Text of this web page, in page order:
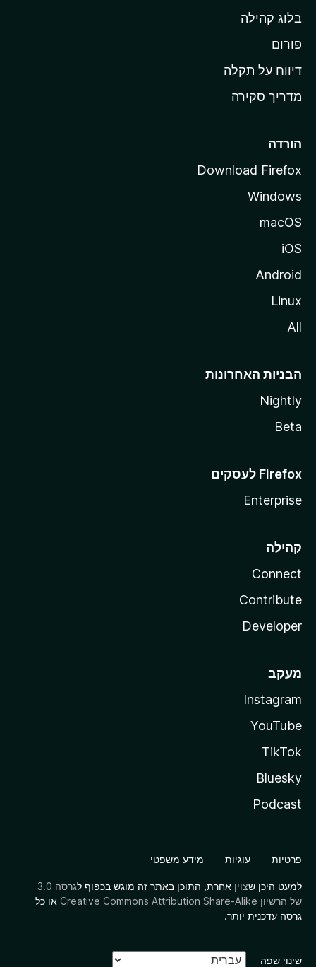
ל
M
i
l
בלוג קהילה
פורום
דיווח על תקלה
מדריך סקירה
הורדה
Download Firefox
Windows
macOS
iOS
Android
Linux
All
הבניות האחרונות
Nightly
Beta
Enterprise
קהילה
Connect
Contribute
Developer
מעקב
Instagram
YouTube
TikTok
Bluesky
Podcast
פרטיות עוגיות מידע משפטי
למעט היכן שצוין אחרת, התוכן באתר זה מוגש בכפוף ל
גרסה 3.0
של הרשיון Creative Commons Attribution Share-Alike
או כל
גרסה עדכנית יותר.
שינוי שפה